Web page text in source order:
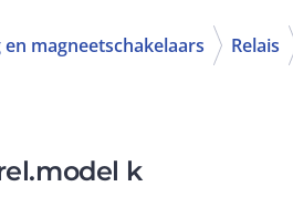
magneetschakelaars Relais
k